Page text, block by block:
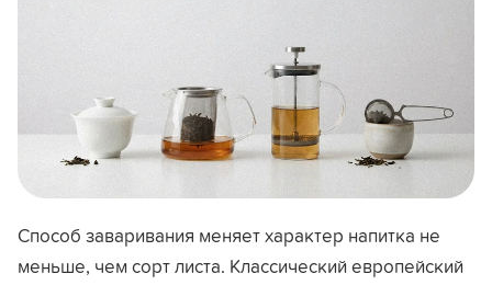
Способ заваривания меняет характер напитка не
меньше, чем сорт листа. Классический европейский